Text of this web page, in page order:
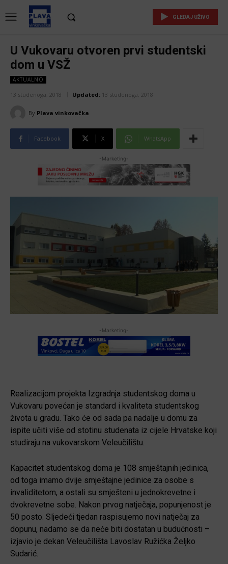
GLEDAJ UŽIVO
U Vukovaru otvoren prvi studentski
dom u VSŽ
AKTUALNO
13 studenoga, 2018 Updated: 13 studenoga, 2018
By Plava vinkovačka
Facebook X WhatsApp
-Marketing-
-Marketing-
Realizacijom projekta Izgradnja studentskog doma u
Vukovaru povećan je standard i kvaliteta studentskog
života u gradu. Tako će od sada pa nadalje u domu za
ispite učiti više od stotinu studenata iz cijele Hrvatske koji
studiraju na vukovarskom Veleučilištu.
Kapacitet studentskog doma je 108 smještajnih jedinica,
od toga imamo dvije smještajne jedinice za osobe s
invaliditetom, a ostali su smješteni u jednokrevetne i
dvokrevetne sobe. Nakon prvog natječaja, popunjenost je
50 posto. Sljedeći tjedan raspisujemo novi natječaj za
dopunu, nadamo se da neće biti dostatan u budućnosti –
izjavio je dekan Veleučilišta Lavoslav Ružićka Željko
Sudarić.